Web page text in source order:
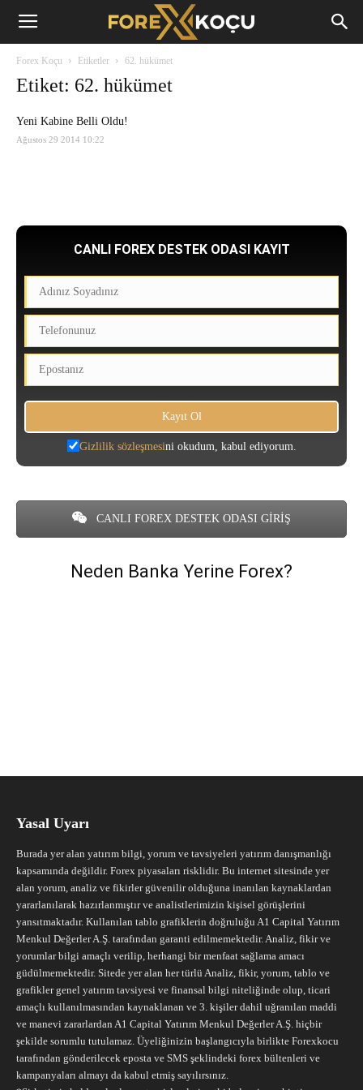
Forex
Forex Koçu Etiketler 62. hükümet
Etiket: 62. hükümet
Yeni Kabine Belli Oldu!
Ağustos 29 2014 10:22
CANLI FOREX DESTEK ODASI KAYIT
Gizlilik sözleşmesini okudum, kabul ediyorum.
CANLI FOREX DESTEK ODASI GİRİŞ
Neden Banka Yerine Forex?
Yasal Uyarı
Burada yer alan yatırım bilgi, yorum ve tavsiyeleri yatırım danışmanlığı
kapsamında değildir. Forex piyasaları risklidir. Bu internet sitesinde yer
alan yorum, analiz ve fikirler güvenilir olduğuna inanılan kaynaklardan
yararlanılarak hazırlanmıştır ve analistlerimizin kişisel görüşlerini
yansıtmaktadır. Kullanılan tablo grafiklerin doğruluğu A1 Capital Yatırım
Menkul Değerler A.Ş. tarafından garanti edilmemektedir. Analiz, fikir ve
yorumlar bilgi amaçlı verilip, herhangi bir menfaat sağlama amacı
güdülmemektedir. Sitede yer alan her türlü Analiz, fikir, yorum, tablo ve
grafikler genel yatırım tavsiyesi ve finansal bilgi niteliğinde olup, ticari
amaçlı kullanılmasından kaynaklanan ve 3. kişiler dahil uğranılan maddi
ve manevi zararlardan A1 Capital Yatırım Menkul Değerler A.Ş. hiçbir
şekilde sorumlu tutulamaz. Üyeliğinizin başlangıcıyla birlikte Forexkocu
tarafından gönderilecek eposta ve SMS şeklindeki forex bültenleri ve
kampanyaları almayı da kabul etmiş sayılırsınız.